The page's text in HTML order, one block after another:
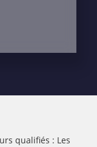
qualifiés : Les